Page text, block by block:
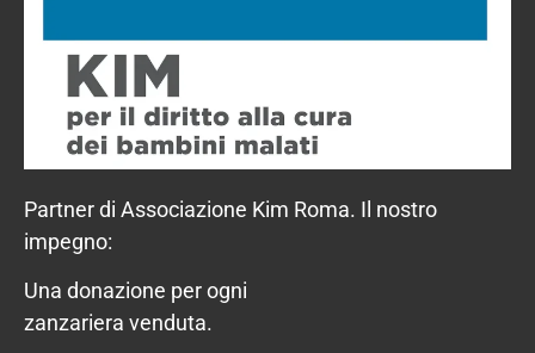
Partner di Associazione Kim Roma. Il nostro
impegno:
Una donazione per ogni
zanzariera venduta.